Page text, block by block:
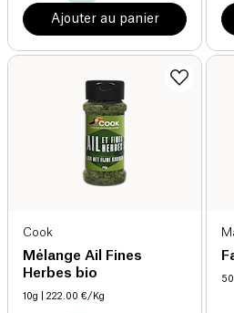
Ajouter au panier
Cook
Mélange Ail Fines
Herbes bio
10g | 222.00 €/Kg